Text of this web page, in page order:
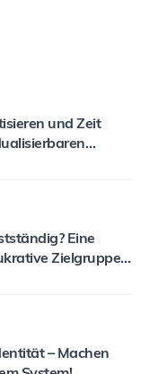
und Zeit
Eine
Zielgruppe
– Machen